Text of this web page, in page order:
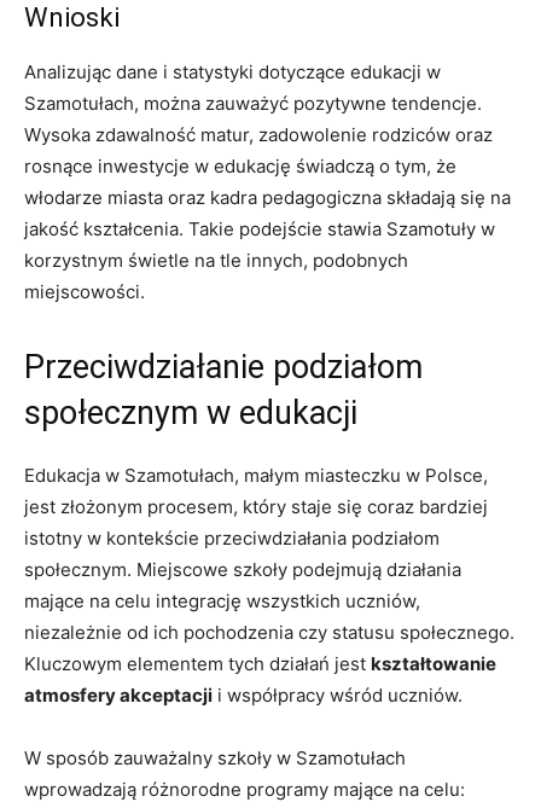
Wnioski
Analizując dane i statystyki dotyczące edukacji w
Szamotułach, można zauważyć pozytywne tendencje.
Wysoka zdawalność matur, zadowolenie rodziców oraz
rosnące inwestycje w edukację świadczą o tym, że
włodarze miasta oraz kadra pedagogiczna składają się na
jakość kształcenia. Takie podejście stawia Szamotuły w
korzystnym świetle na tle innych, podobnych
miejscowości.
Przeciwdziałanie podziałom
społecznym w edukacji
Edukacja w Szamotułach, małym miasteczku w Polsce,
jest złożonym procesem, który staje się coraz bardziej
istotny w kontekście przeciwdziałania podziałom
społecznym. Miejscowe szkoły podejmują działania
mające na celu integrację wszystkich uczniów,
niezależnie od ich pochodzenia czy statusu społecznego.
Kluczowym elementem tych działań jest kształtowanie
atmosfery akceptacji i współpracy wśród uczniów.
W sposób zauważalny szkoły w Szamotułach
wprowadzają różnorodne programy mające na celu: